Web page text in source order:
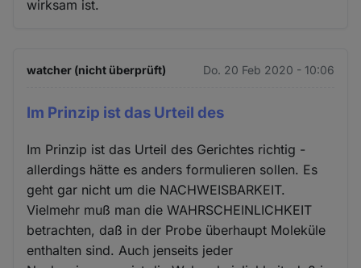
wirksam ist.
watcher (nicht überprüft) Do. 20 Feb 2020 - 10:06
Im Prinzip ist das Urteil des
Im Prinzip ist das Urteil des Gerichtes richtig -
allerdings hätte es anders formulieren sollen. Es
geht gar nicht um die NACHWEISBARKEIT.
Vielmehr muß man die WAHRSCHEINLICHKEIT
betrachten, daß in der Probe überhaupt Moleküle
enthalten sind. Auch jenseits jeder